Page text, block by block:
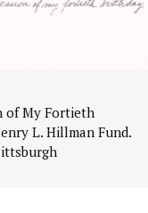
of My Fortieth
L. Hillman Fund.